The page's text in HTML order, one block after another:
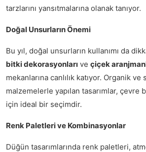
tarzlarını yansıtmalarına olanak tanıyor.
Doğal Unsurların Önemi
Bu yıl, doğal unsurların kullanımı da
bitki dekorasyonları ve çiçek
mekanlarına canlılık katıyor. Organik
malzemelerle yapılan tasarımlar,
için ideal bir seçimdir.
Renk Paletleri ve Kombinasyonlar
Düğün tasarımlarında renk paletleri,